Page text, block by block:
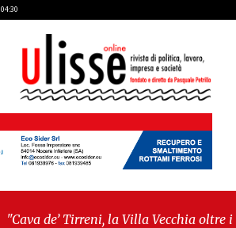
de’ Tirreni, la Villa Vecchia oltre i